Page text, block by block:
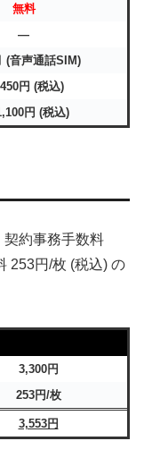
無料
―
(音声通話SIM)
円 (税込)
円 (税込)
契約事務手数料
253円/枚 (税込) の
3,300円
253円/枚
3,553円